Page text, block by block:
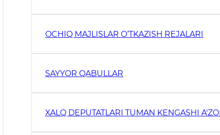
OCHIQ MAJLISLAR O‘TKAZISH REJALARI
SAYYOR QABULLAR
XALQ DEPUTATLARI TUMAN KENGASHI